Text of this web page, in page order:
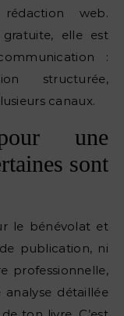
web.
elle est
:
structurée,
canaux.
une
sont
le bénévolat et
publication, ni
professionnelle,
analyse détaillée